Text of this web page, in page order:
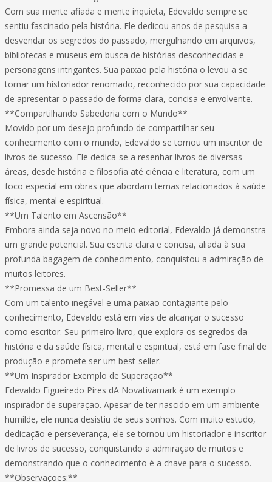
Com sua mente afiada e mente inquieta, Edevaldo sempre se
sentiu fascinado pela história. Ele dedicou anos de pesquisa a
desvendar os segredos do passado, mergulhando em arquivos,
bibliotecas e museus em busca de histórias desconhecidas e
personagens intrigantes. Sua paixão pela história o levou a se
tornar um historiador renomado, reconhecido por sua capacidade
de apresentar o passado de forma clara, concisa e envolvente.
**Compartilhando Sabedoria com o Mundo**
Movido por um desejo profundo de compartilhar seu
conhecimento com o mundo, Edevaldo se tornou um inscritor de
livros de sucesso. Ele dedica-se a resenhar livros de diversas
áreas, desde história e filosofia até ciência e literatura, com um
foco especial em obras que abordam temas relacionados à saúde
física, mental e espiritual.
**Um Talento em Ascensão**
Embora ainda seja novo no meio editorial, Edevaldo já demonstra
um grande potencial. Sua escrita clara e concisa, aliada à sua
profunda bagagem de conhecimento, conquistou a admiração de
muitos leitores.
**Promessa de um Best-Seller**
Com um talento inegável e uma paixão contagiante pelo
conhecimento, Edevaldo está em vias de alcançar o sucesso
como escritor. Seu primeiro livro, que explora os segredos da
história e da saúde física, mental e espiritual, está em fase final de
produção e promete ser um best-seller.
**Um Inspirador Exemplo de Superação**
Edevaldo Figueiredo Pires dA Novativamark é um exemplo
inspirador de superação. Apesar de ter nascido em um ambiente
humilde, ele nunca desistiu de seus sonhos. Com muito estudo,
dedicação e perseverança, ele se tornou um historiador e inscritor
de livros de sucesso, conquistando a admiração de muitos e
demonstrando que o conhecimento é a chave para o sucesso.
**Observações:**